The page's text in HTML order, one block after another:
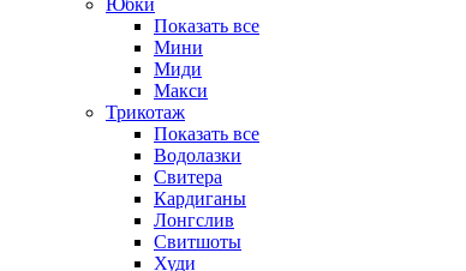
Юбки
Показать все
Мини
Миди
Макси
Трикотаж
Показать все
Водолазки
Свитера
Кардиганы
Лонгслив
Свитшоты
Худи